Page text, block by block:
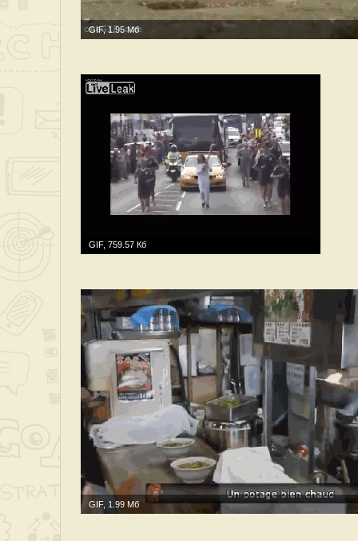
GIF, 1.95 Мб
GIF, 759.57 Кб
GIF, 1.99 Мб